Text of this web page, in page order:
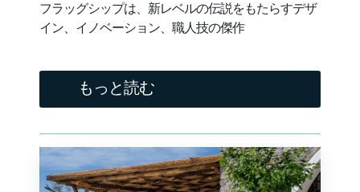
フラッグシップは、新レベルの伝説をもたらすデザ
イン、イノベーション、職人技の傑作
もっと読む